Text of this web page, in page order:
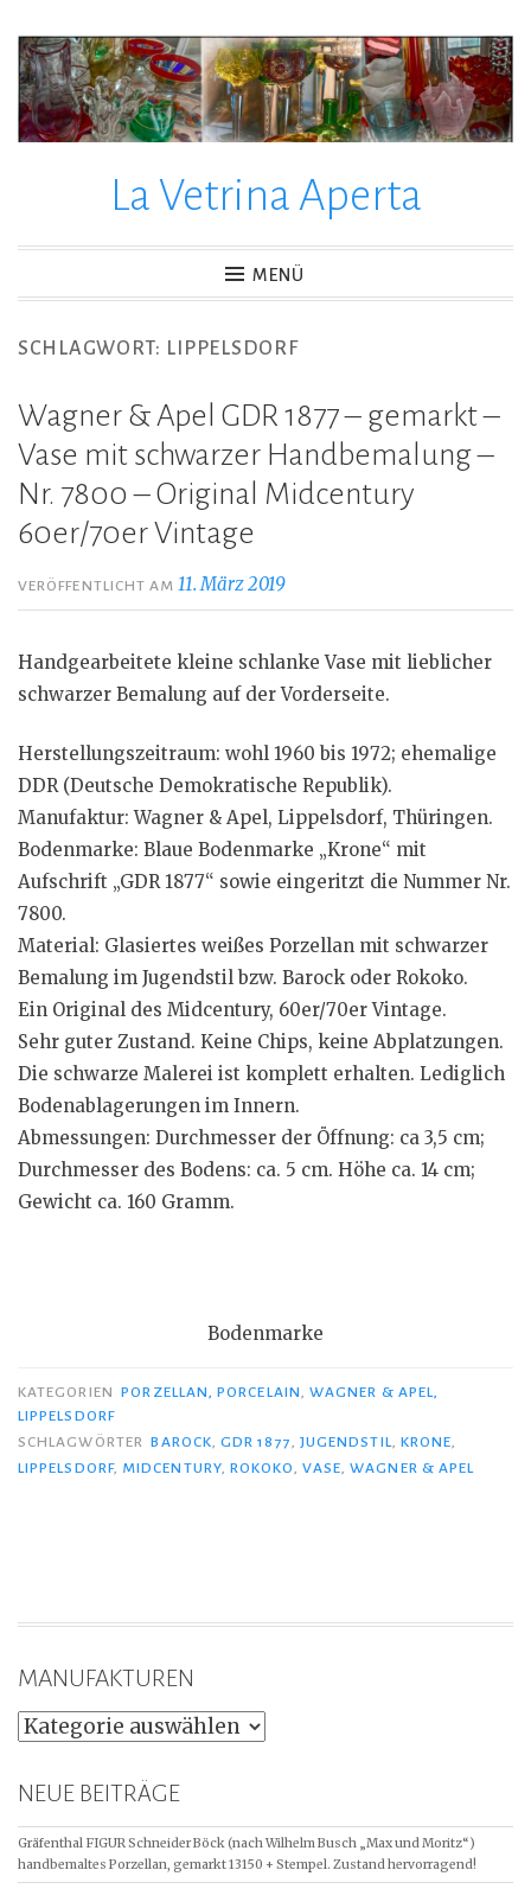
Zum
Inhalt
springen
La Vetrina Aperta
MENÜ
SCHLAGWORT: LIPPELSDORF
Wagner & Apel GDR 1877 – gemarkt –
Vase mit schwarzer Handbemalung –
Nr. 7800 – Original Midcentury
60er/70er Vintage
VERÖFFENTLICHT AM11. März 2019
Handgearbeitete kleine schlanke Vase mit lieblicher
schwarzer Bemalung auf der Vorderseite.
Herstellungszeitraum: wohl 1960 bis 1972; ehemalige
DDR (Deutsche Demokratische Republik).
Manufaktur: Wagner & Apel, Lippelsdorf, Thüringen.
Bodenmarke: Blaue Bodenmarke „Krone“ mit
Aufschrift „GDR 1877“ sowie eingeritzt die Nummer Nr.
7800.
Material: Glasiertes weißes Porzellan mit schwarzer
Bemalung im Jugendstil bzw. Barock oder Rokoko.
Ein Original des Midcentury, 60er/70er Vintage.
Sehr guter Zustand. Keine Chips, keine Abplatzungen.
Die schwarze Malerei ist komplett erhalten. Lediglich
Bodenablagerungen im Innern.
Abmessungen: Durchmesser der Öffnung: ca 3,5 cm;
Durchmesser des Bodens: ca. 5 cm. Höhe ca. 14 cm;
Gewicht ca. 160 Gramm.
Bodenmarke
KATEGORIEN PORZELLAN, PORCELAIN ,WAGNER & APEL,
LIPPELSDORF
SCHLAGWÖRTER
BAROCK ,GDR 1877 JUGENDSTIL KRONE
LIPPELSDORF, MIDCENTURY,ROKOKO VASE ,WAGNER & APEL
MANUFAKTUREN
MANUFAKTUREN
NEUE BEITRÄGE
Gräfenthal FIGUR Schneider Böck (nach Wilhelm Busch „Max und Moritz“)
handbemaltes Porzellan, gemarkt 13150 + Stempel. Zustand hervorragend!